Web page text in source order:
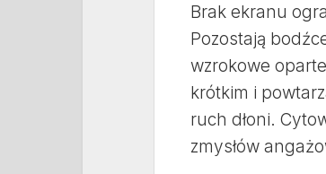
Brak ekranu
Pozostają
wzrokowe
krótkim i
ruch dłoni.
zmysłów